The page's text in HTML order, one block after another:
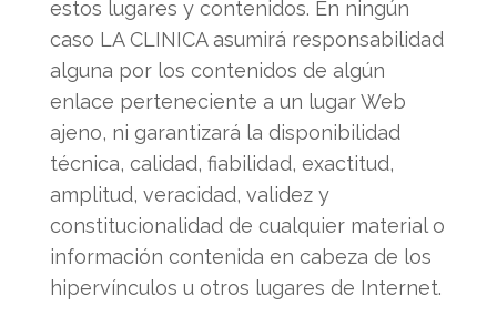
estos lugares y contenidos. En ningún
caso LA CLINICA asumirá responsabilidad
alguna por los contenidos de algún
enlace perteneciente a un lugar Web
ajeno, ni garantizará la disponibilidad
técnica, calidad, fiabilidad, exactitud,
amplitud, veracidad, validez y
constitucionalidad de cualquier material o
información contenida en cabeza de los
hipervínculos u otros lugares de Internet.